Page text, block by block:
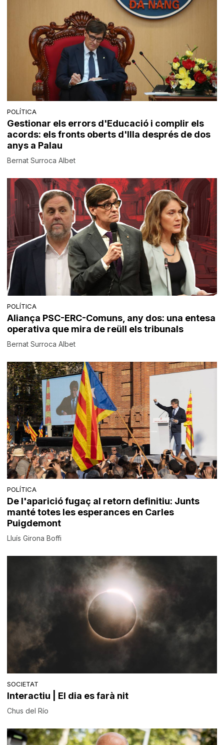
POLÍTICA
Gestionar els errors d'Educació i complir els
acords: els fronts oberts d'Illa després de dos
anys a Palau
Bernat Surroca Albet
POLÍTICA
Aliança PSC-ERC-Comuns, any dos: una entesa
operativa que mira de reüll els tribunals
Bernat Surroca Albet
POLÍTICA
De l'aparició fugaç al retorn definitiu: Junts
manté totes les esperances en Carles
Puigdemont
Lluís Girona Boffi
SOCIETAT
Interactiu | El dia es farà nit
Chus del Río